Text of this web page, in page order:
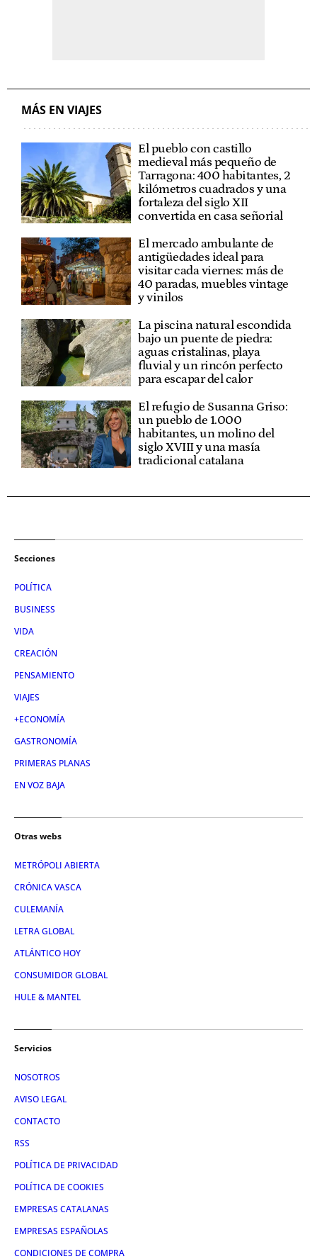
MÁS EN VIAJES
El pueblo con castillo
medieval más pequeño de
Tarragona: 400 habitantes, 2
kilómetros cuadrados y una
fortaleza del siglo XII
convertida en casa señorial
El mercado ambulante de
antigüedades ideal para
visitar cada viernes: más de
40 paradas, muebles vintage
y vinilos
La piscina natural escondida
bajo un puente de piedra:
aguas cristalinas, playa
fluvial y un rincón perfecto
para escapar del calor
El refugio de Susanna Griso:
un pueblo de 1.000
habitantes, un molino del
siglo XVIII y una masía
tradicional catalana
Secciones
POLÍTICA
BUSINESS
VIDA
CREACIÓN
PENSAMIENTO
VIAJES
+ECONOMÍA
GASTRONOMÍA
PRIMERAS PLANAS
EN VOZ BAJA
Otras webs
METRÓPOLI ABIERTA
CRÓNICA VASCA
CULEMANÍA
LETRA GLOBAL
ATLÁNTICO HOY
CONSUMIDOR GLOBAL
HULE & MANTEL
Servicios
NOSOTROS
AVISO LEGAL
CONTACTO
RSS
POLÍTICA DE PRIVACIDAD
POLÍTICA DE COOKIES
EMPRESAS CATALANAS
EMPRESAS ESPAÑOLAS
CONDICIONES DE COMPRA